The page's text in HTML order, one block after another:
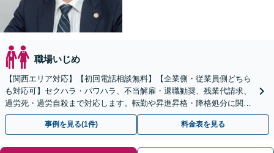
職場いじめ
【関西エリア対応】【初回電話相談無料】【企業側・従業員側どちら
も対応可】セクハラ・パワハラ、不当解雇・退職勧奨、残業代請求、
過労死・過労自殺まで対応します。転勤や昇進昇格・降格処分に関す
る問題もご相談ください【完全個室】【大阪天満宮駅すぐ】
事例を見る(1件) 料金表を見る